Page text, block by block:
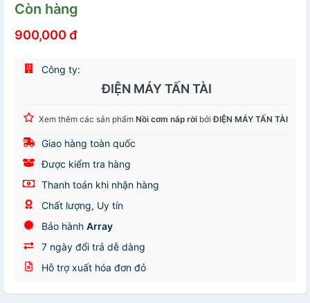
Còn hàng
900,000 đ
Công ty:
ĐIỆN MÁY TẤN TÀI
Xem thêm các sản phẩm Nồi cơm nắp rời bởiĐIỆN MÁY TẤN TÀI
Giao hàng toàn quốc
Được kiểm tra hàng
Thanh toán khi nhận hàng
Chất lượng, Uy tín
Bảo hành Array
7 ngày đổi trả dễ dàng
Hỗ trợ xuất hóa đơn đỏ